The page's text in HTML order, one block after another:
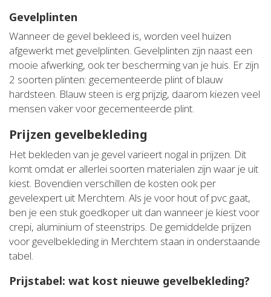
Gevelplinten
Wanneer de gevel bekleed is, worden veel huizen
afgewerkt met gevelplinten. Gevelplinten zijn naast een
mooie afwerking, ook ter bescherming van je huis. Er zijn
2 soorten plinten: gecementeerde plint of blauw
hardsteen. Blauw steen is erg prijzig, daarom kiezen veel
mensen vaker voor gecementeerde plint.
Prijzen gevelbekleding
Het bekleden van je gevel varieert nogal in prijzen. Dit
komt omdat er allerlei soorten materialen zijn waar je uit
kiest. Bovendien verschillen de kosten ook per
gevelexpert uit Merchtem. Als je voor hout of pvc gaat,
ben je een stuk goedkoper uit dan wanneer je kiest voor
crepi, aluminium of steenstrips. De gemiddelde prijzen
voor gevelbekleding in Merchtem staan in onderstaande
tabel.
Prijstabel: wat kost nieuwe gevelbekleding?